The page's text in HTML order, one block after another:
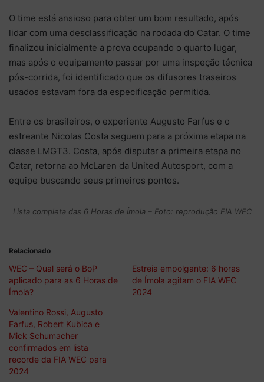
O time está ansioso para obter um bom resultado, após
lidar com uma desclassificação na rodada do Catar. O time
finalizou inicialmente a prova ocupando o quarto lugar,
mas após o equipamento passar por uma inspeção técnica
pós-corrida, foi identificado que os difusores traseiros
usados estavam fora da especificação permitida.
Entre os brasileiros, o experiente Augusto Farfus e o
estreante Nicolas Costa seguem para a próxima etapa na
classe LMGT3. Costa, após disputar a primeira etapa no
Catar, retorna ao McLaren da United Autosport, com a
equipe buscando seus primeiros pontos.
Lista completa das 6 Horas de Ímola – Foto: reprodução FIA WEC
Relacionado
WEC – Qual será o BoP
aplicado para as 6 Horas de
Ímola?
Estreia empolgante: 6 horas
de Ímola agitam o FIA WEC
2024
Valentino Rossi, Augusto
Farfus, Robert Kubica e
Mick Schumacher
confirmados em lista
recorde da FIA WEC para
2024